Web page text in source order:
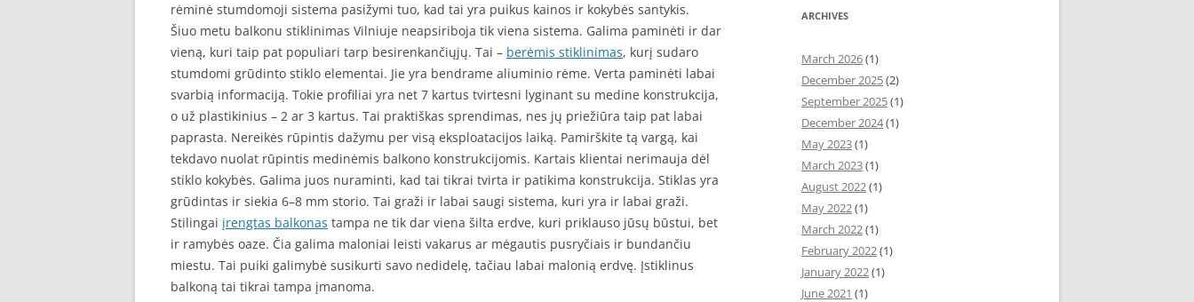
rėminė stumdomoji sistema pasižymi tuo, kad tai yra puikus kainos ir kokybės santykis.
Šiuo metu balkonu stiklinimas Vilniuje neapsiriboja tik viena sistema. Galima paminėti ir dar
vieną, kuri taip pat populiari tarp besirenkančiųjų. Tai – berėmis stiklinimas, kurį sudaro
stumdomi grūdinto stiklo elementai. Jie yra bendrame aliuminio rėme. Verta paminėti labai
svarbią informaciją. Tokie profiliai yra net 7 kartus tvirtesni lyginant su medine konstrukcija,
o už plastikinius – 2 ar 3 kartus. Tai praktiškas sprendimas, nes jų priežiūra taip pat labai
paprasta. Nereikės rūpintis dažymu per visą eksploatacijos laiką. Pamirškite tą vargą, kai
tekdavo nuolat rūpintis medinėmis balkono konstrukcijomis. Kartais klientai nerimauja dėl
stiklo kokybės. Galima juos nuraminti, kad tai tikrai tvirta ir patikima konstrukcija. Stiklas yra
grūdintas ir siekia 6–8 mm storio. Tai graži ir labai saugi sistema, kuri yra ir labai graži.
Stilingai įrengtas balkonas tampa ne tik dar viena šilta erdve, kuri priklauso jūsų būstui, bet
ir ramybės oaze. Čia galima maloniai leisti vakarus ar mėgautis pusryčiais ir bundančiu
miestu. Tai puiki galimybė susikurti savo nedidelę, tačiau labai malonią erdvę. Įstiklinus
balkoną tai tikrai tampa įmanoma.
ARCHIVES
March 2026(1)
December 2025(2)
September 2025(1)
December 2024(1)
May 2023(1)
March 2023(1)
August 2022(1)
May 2022(1)
March 2022(1)
February 2022(1)
January 2022(1)
June 2021 (1)